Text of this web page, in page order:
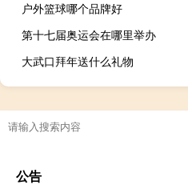
户外篮球哪个品牌好
第十七届奥运会在哪里举办
大武口拜年送什么礼物
公告